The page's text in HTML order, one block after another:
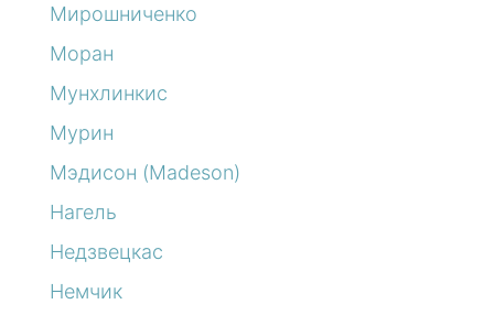
Мирошниченко
Моран
Мунхлинкис
Мурин
Мэдисон (Madeson)
Нагель
Недзвецкас
Немчик